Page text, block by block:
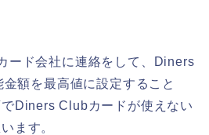
ード会社に連絡をして、Diners
額を最高値に設定すること
Diners Clubカードが使えない
ます。